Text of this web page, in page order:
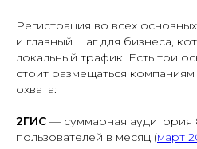
Регистрация во всех
и главный шаг для бизнеса,
локальный трафик. Есть три
стоит размещаться
охвата:
2ГИС — суммарная аудитория
пользователей в месяц (март